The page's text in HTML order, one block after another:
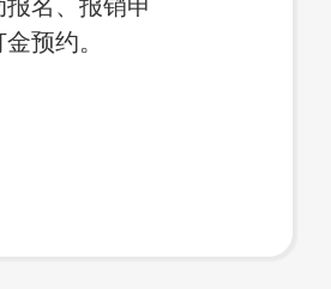
名、报销申
预约。